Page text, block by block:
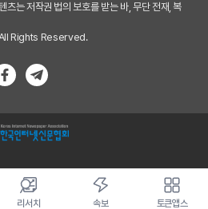
리서치 속보 토큰앱스
는 저작권 법의 보호를 받는 바, 무단 전재, 복
Rights Reserved.